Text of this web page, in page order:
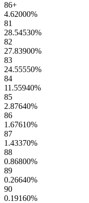
86+
4.62000%
81
28.54530%
82
27.83900%
83
24.55550%
84
11.55940%
85
2.87640%
86
1.67610%
87
1.43370%
88
0.86800%
89
0.26640%
90
0.19160%